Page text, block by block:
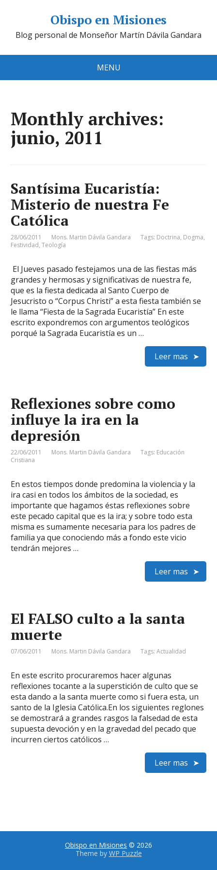
Obispo en Misiones
Blog personal de Monseñor Martín Dávila Gandara
MENU
Monthly archives:
junio, 2011
Santísima Eucaristía:
Misterio de nuestra Fe
Católica
28/06/2011 Mons. Martin Dávila Gandara Tags: Doctrina, Dogma,
Festividad,Teología
El Jueves pasado festejamos una de las fiestas más
grandes y hermosas y significativas de nuestra fe,
que es la fiesta dedicada al Santo Cuerpo de
Jesucristo o “Corpus Christi” a esta fiesta también se
le llama “Fiesta de la Sagrada Eucaristía” En este
escrito expondremos con argumentos teológicos
porqué la Sagrada Eucaristía es un …
Leer mas
Reflexiones sobre como
influye la ira en la
depresión
22/06/2011 Mons. Martin Dávila Gandara Tags: Educación
Cristiana
En estos tiempos donde predomina la violencia y la
ira casi en todos los ámbitos de la sociedad, es
importante que hagamos éstas reflexiones sobre
este pecado capital que es la ira; y sobre todo esta
misma es sumamente necesaria para los padres de
familia ya que conociendo más a fondo este vicio
tendrán mejores …
Leer mas
El FALSO culto a la santa
muerte
07/06/2011 Mons. Martin Dávila Gandara Tags:Actualidad
En este escrito procuraremos hacer algunas
reflexiones tocante a la superstición de culto que se
esta dando a la santa muerte como si fuera esta, un
santo de la Iglesia Católica.En los siguientes reglones
se demostrará a grandes rasgos la falsedad de esta
supuesta devoción y en la gravedad del pecado que
incurren ciertos católicos …
Leer mas
Obispo en Misiones © 2026
Theme by WP Puzzle